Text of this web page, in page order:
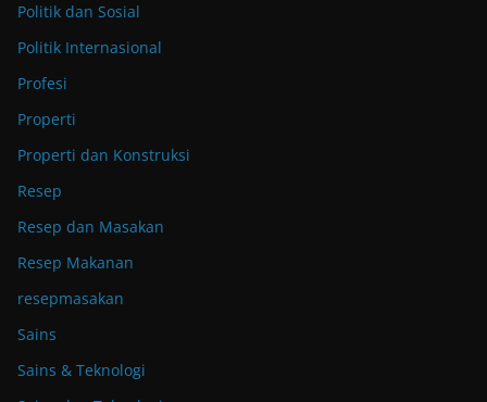
Politik dan Sosial
Politik Internasional
Profesi
Properti
Properti dan Konstruksi
Resep
Resep dan Masakan
Resep Makanan
resepmasakan
Sains
Sains & Teknologi